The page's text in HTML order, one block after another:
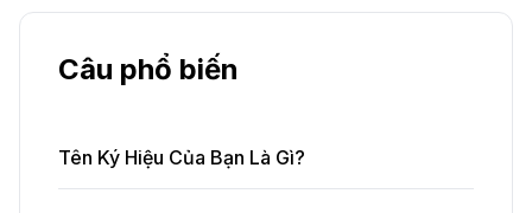
Câu phổ biến
Tên Ký Hiệu Của Bạn Là Gì?